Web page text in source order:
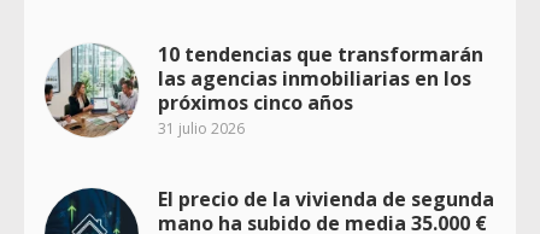
10 tendencias que transformarán
las agencias inmobiliarias en los
próximos cinco años
31 julio 2026
El precio de la vivienda de segunda
mano ha subido de media 35.000 €